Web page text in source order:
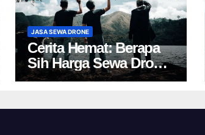
JASA SEWA DRONE
Cerita Hemat: Berapa
Sih Harga Sewa Drone
Yogyakarta?